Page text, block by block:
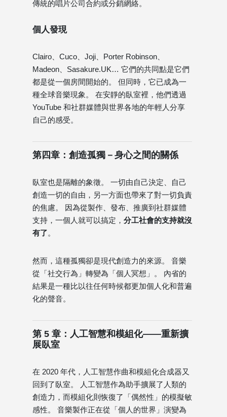
傳統的唱片公司合約或分銷網絡。
個人發現
Clairo、Cuco、Joji、Porter Robinson、
Madeon、Sasakure.UK… 它們的共同點是它們
都是從一個房間開始的。 但同時，它已成為一
種全球音樂現象。 在安靜的臥室裡，他們透過
YouTube 和社群媒體與世界各地的年輕人分享
自己的感受。
第四章：創造孤獨－身心之間的關係
臥室也是隔離的象徵。 一切由自己決定、自己
創造一切的自由，另一方面也帶來了對一切負責
的焦慮。 因為從製作、發布、推廣到社群媒體
支持，一個人就可以搞定， 分工社會的支持就沒
有了。
然而，這種孤獨卻是現代創造力的來源。 音樂
從「社交行為」轉變為「個人冥想」。 內省的
結果是一種比以往任何時候都更加個人化和普遍
化的聲音。
第 5 章：人工智慧和模組化——重新擴
展臥室
在 2020 年代，人工智慧作曲和模組化合成器又
回到了臥室。 人工智慧作為助手擴展了人類的
創造力，而模組化則恢復了「偶然性」的模擬敏
感性。 音樂製作正在從「個人的世界」演變為